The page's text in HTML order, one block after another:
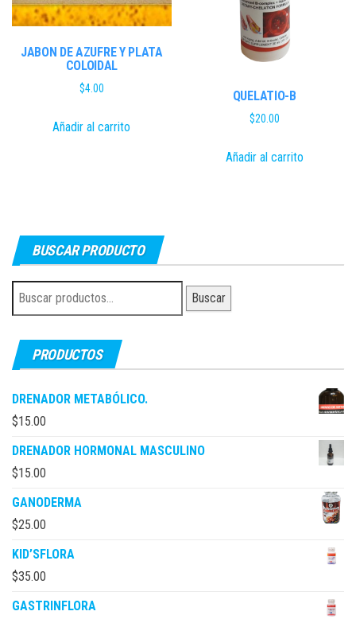
JABON DE AZUFRE Y PLATA
COLOIDAL
$4.00
Añadir al carrito
QUELATIO-B
$20.00
Añadir al carrito
BUSCAR PRODUCTO
Buscar
por:
Buscar
PRODUCTOS
DRENADOR METABÓLICO.
$15.00
DRENADOR HORMONAL MASCULINO
$15.00
GANODERMA
$25.00
KID’SFLORA
$35.00
GASTRINFLORA